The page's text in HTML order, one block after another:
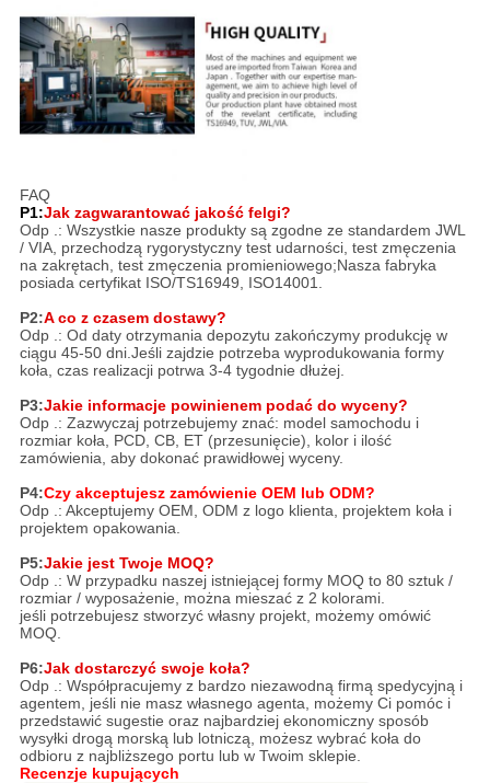
FAQ
P1:Jak zagwarantować jakość felgi?
Odp .: Wszystkie nasze produkty są zgodne ze standardem JWL
/ VIA, przechodzą rygorystyczny test udarności, test zmęczenia
na zakrętach, test zmęczenia promieniowego;Nasza fabryka
posiada certyfikat ISO/TS16949, ISO14001.
P2:A co z czasem dostawy?
Odp .: Od daty otrzymania depozytu zakończymy produkcję w
ciągu 45-50 dni.Jeśli zajdzie potrzeba wyprodukowania formy
koła, czas realizacji potrwa 3-4 tygodnie dłużej.
P3:Jakie informacje powinienem podać do wyceny?
Odp .: Zazwyczaj potrzebujemy znać: model samochodu i
rozmiar koła, PCD, CB, ET (przesunięcie), kolor i ilość
zamówienia, aby dokonać prawidłowej wyceny.
P4:Czy akceptujesz zamówienie OEM lub ODM?
Odp .: Akceptujemy OEM, ODM z logo klienta, projektem koła i
projektem opakowania.
P5:Jakie jest Twoje MOQ?
Odp .: W przypadku naszej istniejącej formy MOQ to 80 sztuk /
rozmiar / wyposażenie, można mieszać z 2 kolorami.
jeśli potrzebujesz stworzyć własny projekt, możemy omówić
MOQ.
P6:Jak dostarczyć swoje koła?
Odp .: Współpracujemy z bardzo niezawodną firmą spedycyjną i
agentem, jeśli nie masz własnego agenta, możemy Ci pomóc i
przedstawić sugestie oraz najbardziej ekonomiczny sposób
wysyłki drogą morską lub lotniczą, możesz wybrać koła do
odbioru z najbliższego portu lub w Twoim sklepie.
Recenzje kupujących